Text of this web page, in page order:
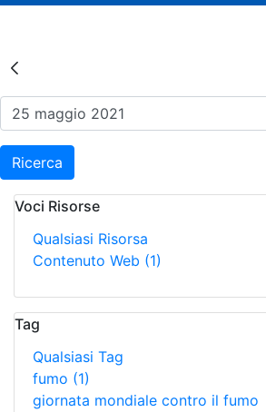
Risultati della
Ricerca
Voci Risorse
Qualsiasi Risorsa
Contenuto Web (1)
Tag
Qualsiasi Tag
fumo (1)
giornata mondiale contro il fumo